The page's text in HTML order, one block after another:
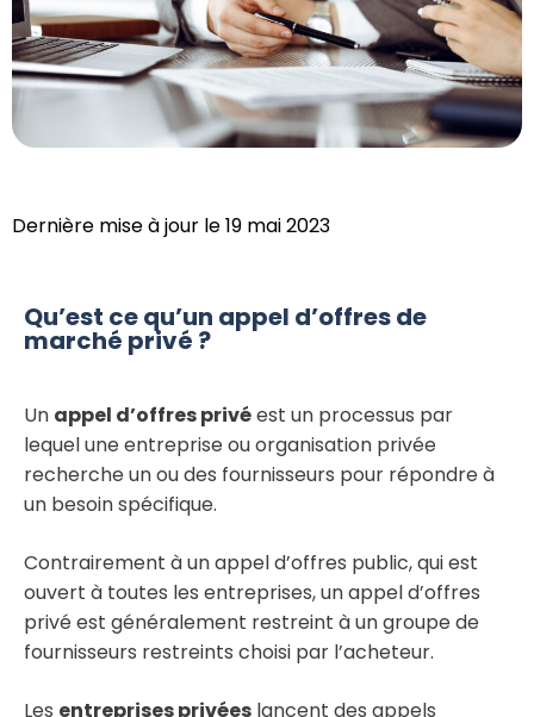
Dernière mise à jour le 19 mai 2023
Qu’est ce qu’un appel d’offres de
marché privé ?
Un appel d’offres privéest un processus par
lequel une entreprise ou organisation privée
recherche un ou des fournisseurs pour répondre à
un besoin spécifique.
Contrairement à un appel d’offres public, qui est
ouvert à toutes les entreprises, un appel d’offres
privé est généralement restreint à un groupe de
fournisseurs restreints choisi par l’acheteur.
Les entreprises privées lancent des appels